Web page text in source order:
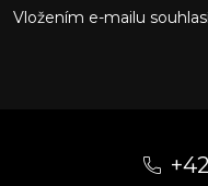
Vložením e-mailu